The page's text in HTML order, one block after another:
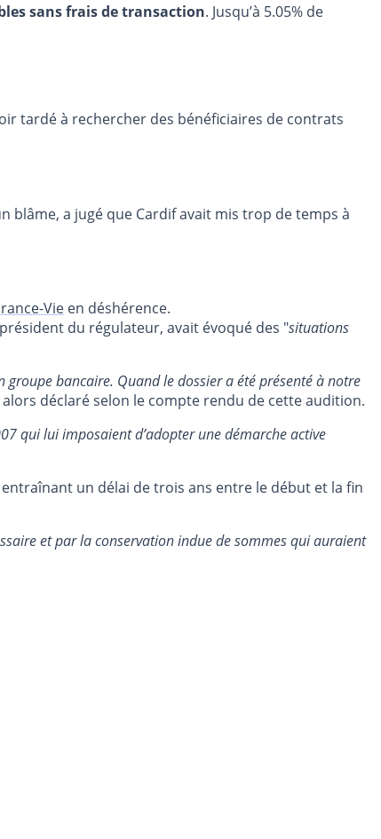
sans frais de transaction. Jusqu’à 5.05% de
tardé à rechercher des bénéficiaires de contrats
blâme, a jugé que Cardif avait mis trop de temps à
Vie en déshérence.
du régulateur, avait évoqué des "situations
groupe bancaire. Quand le dossier a été présenté à notre
alors déclaré selon le compte rendu de cette audition.
qui lui imposaient d’adopter une démarche active
un délai de trois ans entre le début et la fin
et par la conservation indue de sommes qui auraient